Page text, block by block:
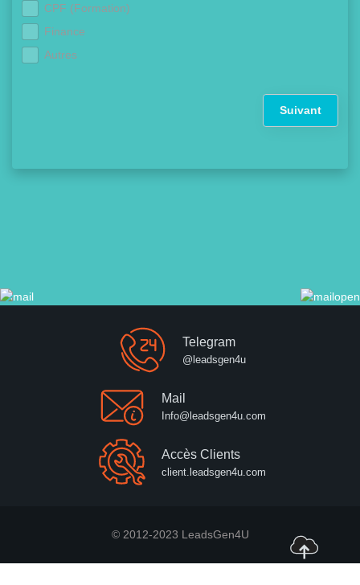
CPF (Formation)
Finance
Autres
Suivant
Telegram
@leadsgen4u
Mail
Info@leadsgen4u.com
Accès Clients
client.leadsgen4u.com
© 2012-2023 LeadsGen4U